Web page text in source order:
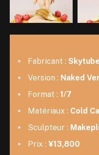
Fabricant : Skytube
Version : Naked
Format : 1/7
Matériaux : Cold
Sculpteur :
Prix : ¥13,800